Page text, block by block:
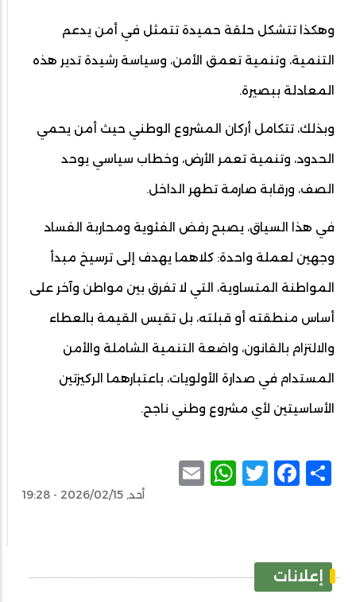
وهكذا تتشكل حلقة حميدة تتمثل في أمن يدعم
التنمية، وتنمية تعمق الأمن، وسياسة رشيدة تدير هذه
المعادلة ببصيرة.
وبذلك، تتكامل أركان المشروع الوطني حيث أمن يحمي
الحدود، وتنمية تعمر الأرض، وخطاب سياسي يوحد
الصف، ورقابة صارمة تطهر الداخل.
في هذا السياق، يصبح رفض الفئوية ومحاربة الفساد
وجهين لعملة واحدة: كلاهما يهدف إلى ترسيخ مبدأ
المواطنة المتساوية، التي لا تفرق بين مواطن وآخر على
أساس منطقته أو قبلته، بل تقيس القيمة بالعطاء
والالتزام بالقانون، واضعة التنمية الشاملة والأمن
المستدام في صدارة الأولويات، باعتبارهما الركيزتين
الأساسيتين لأي مشروع وطني ناجح.
Share
Facebook
Twitter
WhatsApp
أحد, 2026/02/15 - 19:28
إعلانات